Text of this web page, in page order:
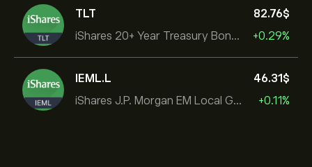
TLT
iShares 20+ Year Treasury Bond ETF
82.76‎$‎
+0.29%
IEML.L
iShares J.P. Morgan EM Local Govt Bond UCITS ETF
46.31‎$‎
+0.11%